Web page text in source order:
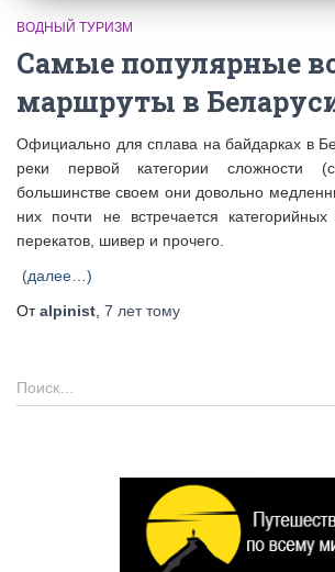
ВОДНЫЙ ТУРИЗМ
Самые популярные
маршруты в
Официально для сплава на байдарках в
реки первой категории сложности
большинстве своем они довольно
них почти не встречается категорийных
перекатов, шивер и прочего.
(далее…)
Отalpinist 7 леттому
Н
а
Поиск…